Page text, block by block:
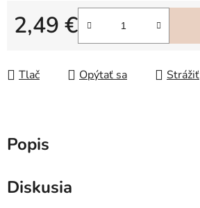
2,49 €
Jednotková cena:
Tlač Opýtať sa Strážiť
Popis
Diskusia